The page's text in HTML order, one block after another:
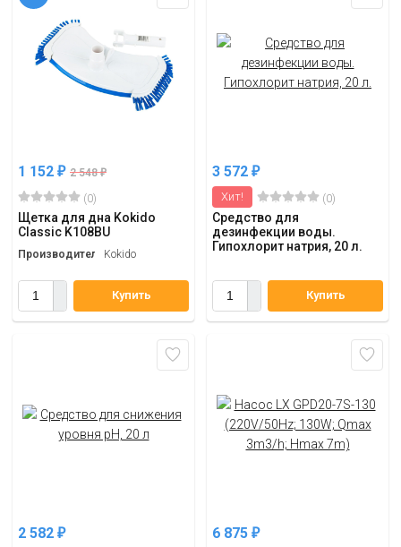
1 152 ₽ 2 548₽
(0)
Щетка для дна Kokido
Classic K108BU
Производитель Kokido
Купить
3 572 ₽
Хит! (0)
Средство для
дезинфекции воды.
Гипохлорит натрия, 20 л.
Купить
2 582 ₽ 6 875 ₽